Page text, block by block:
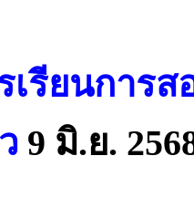
เรียนการ
9 มิ.ย.